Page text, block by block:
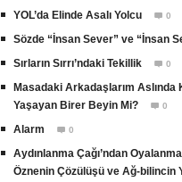
YOL’da Elinde Asalı Yolcu  0
Sözde “İnsan Sever” ve “İnsan
Sırların Sırrı’ndaki Tekillik  0
Masadaki Arkadaşlarım Aslında
Yaşayan Birer Beyin Mi?
 0
Alarm  0
Aydınlanma Çağı’ndan
Öznenin Çözülüşü ve Ağ-bilincin